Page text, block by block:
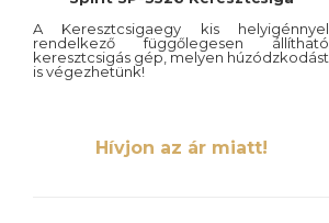
A Keresztcsigaegy kis helyigénnyel
rendelkező függőlegesen állítható
keresztcsigás gép, melyen húzódzkodást
is végezhetünk!
Hívjon az ár miatt!